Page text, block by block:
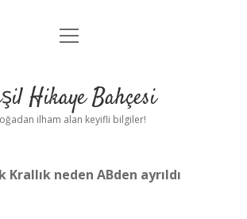
Anasayfa
Yasal Uyarı
menüyü
Hikaye Bahçesi
ilham alan keyifli bilgiler!
Krallık neden ABden ayrıldı